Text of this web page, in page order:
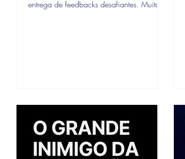
entrega de feedbacks desafiantes. Muitas